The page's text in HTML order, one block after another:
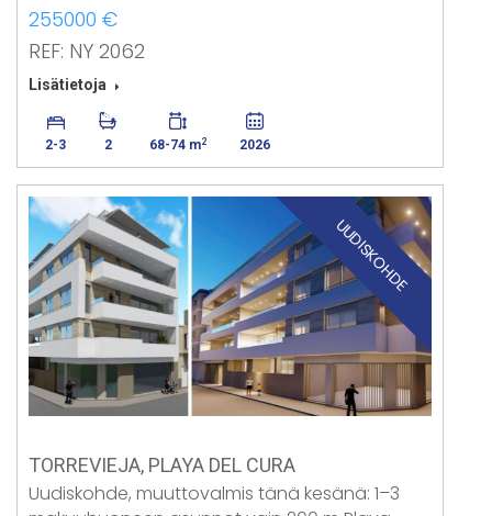
255000 €
REF: NY 2062
Lisätietoja
2-3 2 68-74 m2 2026
UUDISKOHDE
TORREVIEJA, PLAYA DEL CURA
Uudiskohde, muuttovalmis tänä kesänä: 1–3